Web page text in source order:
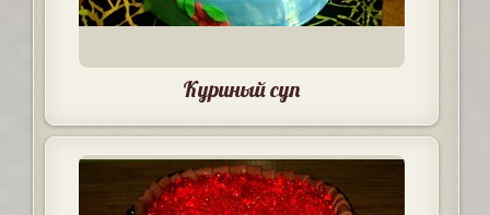
Куриный суп